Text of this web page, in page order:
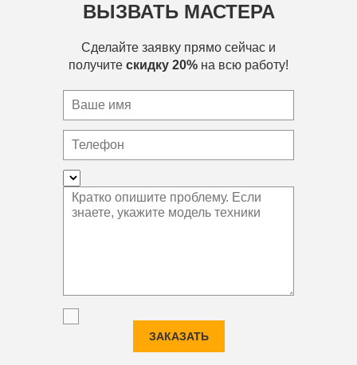
ВЫЗВАТЬ МАСТЕРА
Сделайте заявку прямо сейчас и
получите скидку 20% на всю работу!
ЗАКАЗАТЬ